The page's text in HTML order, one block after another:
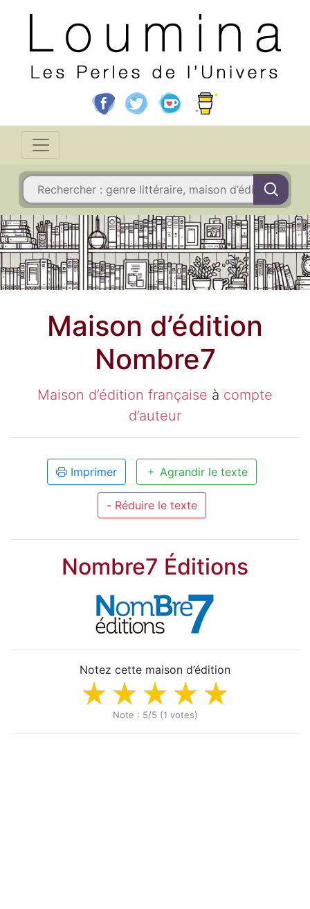
Maison d’édition
Nombre7
Maison d’édition française à compte
d’auteur
Imprimer Agrandir le texte
- Réduire le texte
Nombre7 Éditions
Notez cette maison d’édition
Note : 5/5 (1 votes)